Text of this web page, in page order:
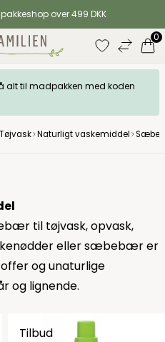
over 499 DKK
0
på alt til madpakken med koden
Tøjvask Naturligt vaskemiddel
til tøjvask, opvask,
eller sæbebær er
og unaturlige
og lignende.
Tilbud